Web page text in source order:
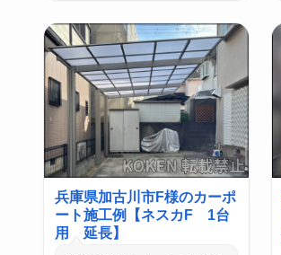
兵庫県加古川市F様のカーポ
ート施工例【ネスカF 1台
用 延長】